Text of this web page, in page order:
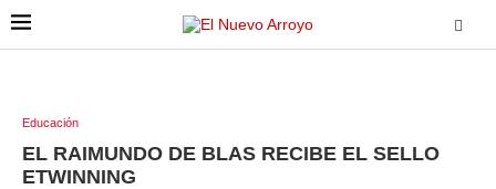
Educación
EL RAIMUNDO DE BLAS RECIBE EL SELLO
ETWINNING